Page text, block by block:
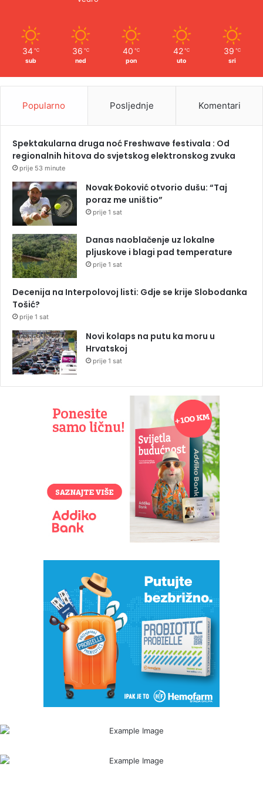
34 ℃
sub
36 ℃
ned
40 ℃
pon
42 ℃
uto
39 ℃
sri
Popularno Posljednje Komentari
Spektakularna druga noć Freshwave festivala : Od
regionalnih hitova do svjetskog elektronskog zvuka
prije 53 minute
Novak Đoković otvorio dušu: “Taj
poraz me uništio”
prije 1 sat
Danas naoblačenje uz lokalne
pljuskove i blagi pad temperature
prije 1 sat
Decenija na Interpolovoj listi: Gdje se krije Slobodanka
Tošić?
prije 1 sat
Novi kolaps na putu ka moru u
Hrvatskoj
prije 1 sat